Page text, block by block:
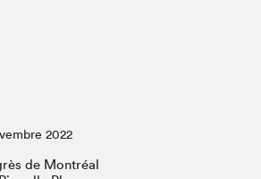
Braindate
2022
2022
de Montréal